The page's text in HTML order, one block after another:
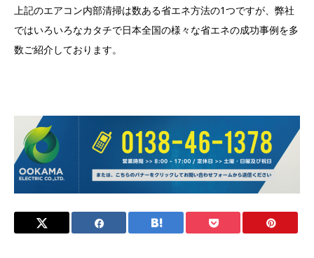
上記のエアコン内部清掃は数ある省エネ方法の1つですが、弊社
ではいろいろなカタチで日本全国の様々な省エネの成功事例を多
数ご紹介しております。